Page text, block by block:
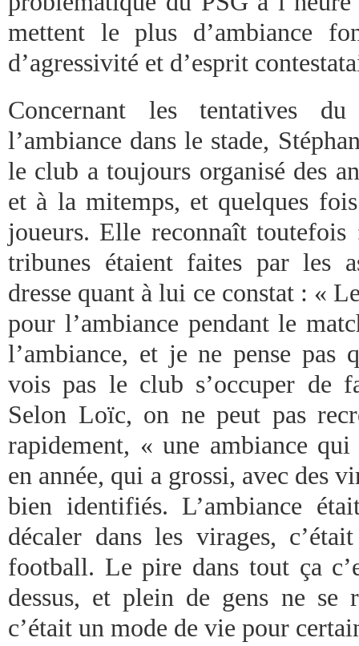
mettent le plus d’ambiance
d’agressivité et d’esprit
Concernant les tentatives
l’ambiance dans le stade,
le club a toujours organisé des
et à la mitemps, et quelques
joueurs. Elle reconnaît toutefois
tribunes étaient faites par les
dresse quant à lui ce constat : «
pour l’ambiance pendant le
l’ambiance, et je ne pense pas
vois pas le club s’occuper de
Selon Loïc, on ne peut pas
rapidement, « une ambiance qui
en année, qui a grossi, avec des
bien identifiés. L’ambiance
décaler dans les virages,
football. Le pire dans tout ça
dessus, et plein de gens ne se
c’était un mode de vie pour